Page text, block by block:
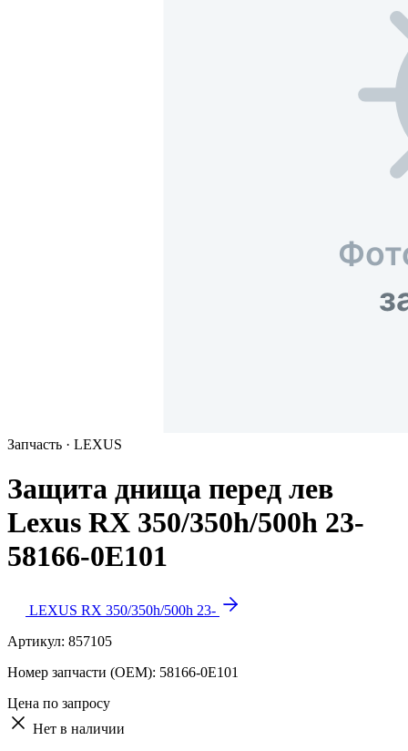
Запчасть · LEXUS
Защита днища перед лев
Lexus RX 350/350h/500h 23-
58166-0E101
LEXUS RX 350/350h/500h 23-
Артикул: 857105
Номер запчасти (OEM): 58166-0E101
Цена по запросу
Нет в наличии